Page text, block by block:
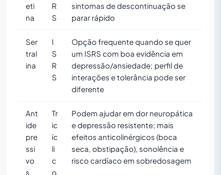
eti
na
R
S
sintomas de descontinuação se
parar rápido
Ser
tral
ina
I
S
R
S
Opção frequente quando se quer
um ISRS com boa evidência em
depressão/ansiedade; perfil de
interações e tolerância pode ser
diferente
Ant
ide
pre
ssi
vo
s
Tr
ic
íc
li
c
o
Podem ajudar em dor neuropática
e depressão resistente; mais
efeitos anticolinérgicos (boca
seca, obstipação), sonolência e
risco cardíaco em sobredosagem